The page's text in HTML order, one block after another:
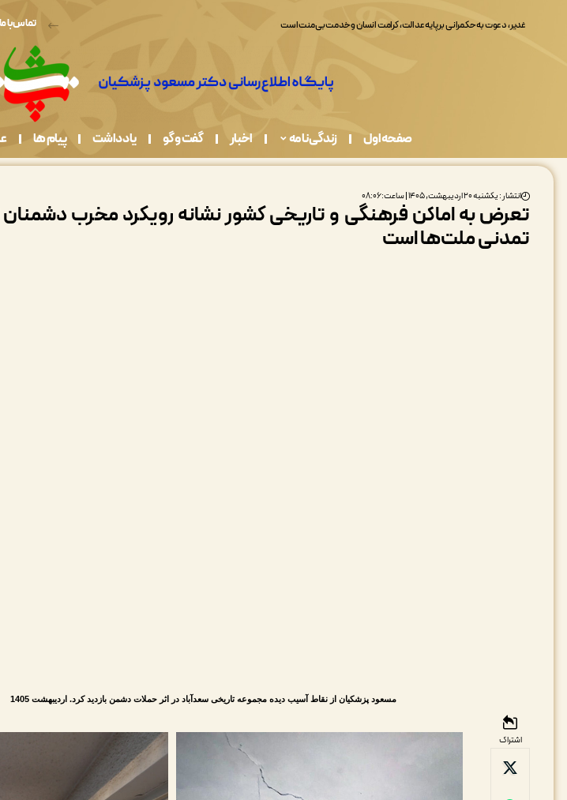
غدیر، دعوت به حکمرانی بر پایه عدالت، کرامت انسان و خدمت بی‌منت است تماس با ما
صفحه اول زندگی نامه اخبار گفت و گو یادداشت پیام ها
انتشار : یکشنبه ۲۰ اردیبهشت, ۱۴۰۵ | ساعت: ۰۸:۰۶
تعرض به اماکن فرهنگی و تاریخی کشور نشانه رویکرد مخرب
تمدنی ملت‌ها است
مسعود پزشکیان از نقاط آسیب دیده مجموعه تاریخی سعدآباد در اثر حملات دشمن بازدید کرد. اردیبهشت 1405
اشتراک